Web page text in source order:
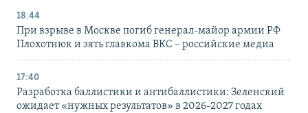
18:44
При взрыве в Москве погиб генерал-майор армии РФ
Плохотнюк и зять главкома ВКС – российские медиа
17:40
Разработка баллистики и антибаллистики: Зеленский
ожидает «нужных результатов» в 2026-2027 годах